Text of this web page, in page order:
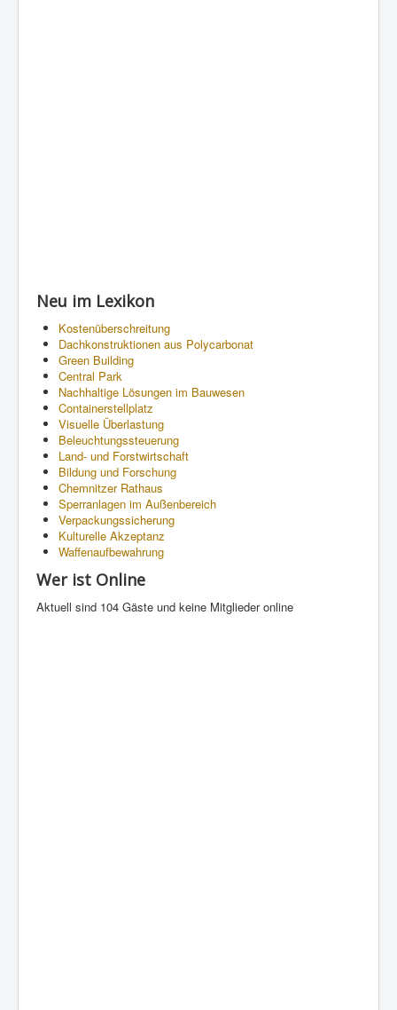
Neu im Lexikon
Kostenüberschreitung
Dachkonstruktionen aus Polycarbonat
Green Building
Central Park
Nachhaltige Lösungen im Bauwesen
Containerstellplatz
Visuelle Überlastung
Beleuchtungssteuerung
Land- und Forstwirtschaft
Bildung und Forschung
Chemnitzer Rathaus
Sperranlagen im Außenbereich
Verpackungssicherung
Kulturelle Akzeptanz
Waffenaufbewahrung
Wer ist Online
Aktuell sind 104 Gäste und keine Mitglieder online